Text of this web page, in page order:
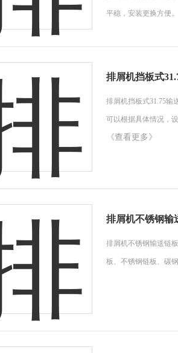
平稳，安装更换方便。
排屑机挡板式
排屑机挡板式31.75输
可以根据具体情况，
《查看更多》
排屑机不锈钢输
排屑机不锈钢输送链
板、不锈钢链板、碳